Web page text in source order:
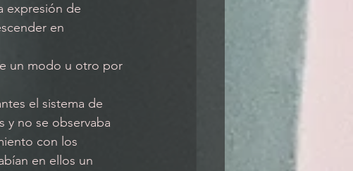
expresión de
en
un modo u otro por
el sistema de
y no se observaba
con los
en ellos un